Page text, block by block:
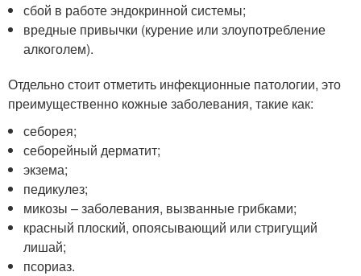
сбой в работе эндокринной системы;
вредные привычки (курение или злоупотребление
алкоголем).
Отдельно стоит отметить инфекционные патологии, это
преимущественно кожные заболевания, такие как:
себорея;
себорейный дерматит;
экзема;
педикулез;
микозы – заболевания, вызванные грибками;
красный плоский, опоясывающий или стригущий
лишай;
псориаз.